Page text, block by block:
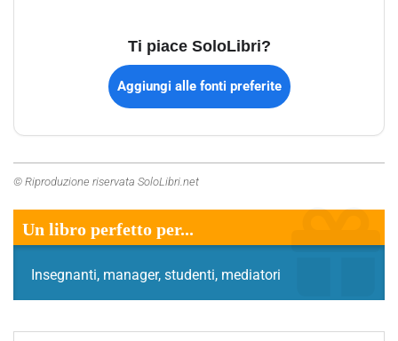
Ti piace SoloLibri?
Aggiungi alle fonti preferite
© Riproduzione riservata SoloLibri.net
Un libro perfetto per...
Insegnanti, manager, studenti, mediatori